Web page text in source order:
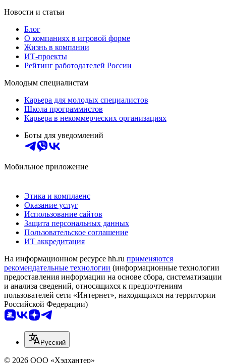
Новости и статьи
Блог
О компаниях в игровой форме
Жизнь в компании
ИТ-проекты
Рейтинг работодателей России
Молодым специалистам
Карьера для молодых специалистов
Школа программистов
Карьера в некоммерческих организациях
Боты для уведомлений
Мобильное приложение
Этика и комплаенс
Оказание услуг
Использование сайтов
Защита персональных данных
Пользовательское соглашение
ИТ аккредитация
На информационном ресурсе hh.ru применяются
рекомендательные технологии (информационные технологии
предоставления информации на основе сбора, систематизации
и анализа сведений, относящихся к предпочтениям
пользователей сети «Интернет», находящихся на территории
Российской Федерации)
Русский
© 2026 ООО «Хэдхантер»